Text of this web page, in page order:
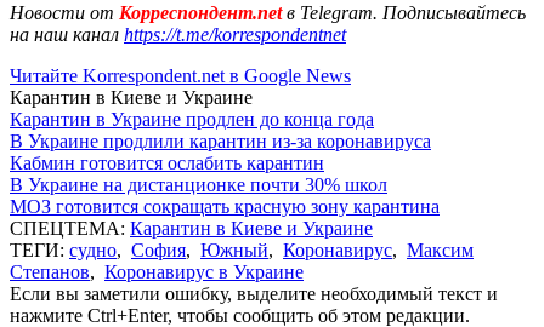
Новости от Корреспондент.netв Telegram. Подписывайтесь
на наш канал https://t.me/korrespondentnet
Читайте Korrespondent.net в Google News
Карантин в Киеве и Украине
Карантин в Украине продлен до конца года
В Украине продлили карантин из-за коронавируса
Кабмин готовится ослабить карантин
В Украине на дистанционке почти 30% школ
МОЗ готовится сокращать красную зону карантина
СПЕЦТЕМА: Карантин в Киеве и Украине
ТЕГИ: судно, София, Южный, Коронавирус, Максим
Степанов, Коронавирус в Украине
Если вы заметили ошибку, выделите необходимый текст и
нажмите Ctrl+Enter, чтобы сообщить об этом редакции.